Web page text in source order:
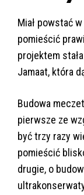
Miał powstać
pomieścić
projektem
Jamaat, która
Budowa
pierwsze ze
być trzy razy
pomieścić
drugie, o